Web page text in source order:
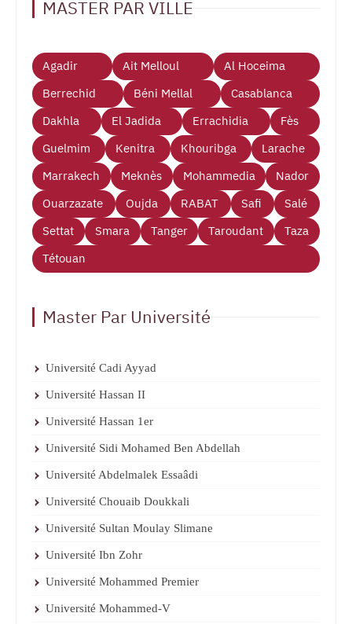
MASTER PAR VILLE
Agadir Ait Melloul
Al Hoceima
Berrechid
Béni Mellal
Casablanca
Dakhla
El Jadida Errachidia
Fès
Guelmim
Kenitra Khouribga
Larache
Marrakech
Meknès Mohammedia
Nador
Ouarzazate
Oujda RABAT Safi
Salé
Settat
Smara Tanger Taroudant
Taza
Tétouan
Master Par Université
Université Cadi Ayyad
Université Hassan II
Université Hassan 1er
Université Sidi Mohamed Ben Abdellah
Université Abdelmalek Essaâdi
Université Chouaib Doukkali
Université Sultan Moulay Slimane
Université Ibn Zohr
Université Mohammed Premier
Université Mohammed-V